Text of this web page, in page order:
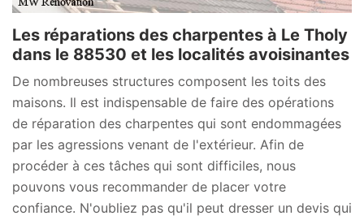
Les réparations des charpentes à Le Tholy
dans le 88530 et les localités avoisinantes
De nombreuses structures composent les toits des
maisons. Il est indispensable de faire des opérations
de réparation des charpentes qui sont endommagées
par les agressions venant de l'extérieur. Afin de
procéder à ces tâches qui sont difficiles, nous
pouvons vous recommander de placer votre
confiance. N'oubliez pas qu'il peut dresser un devis qui